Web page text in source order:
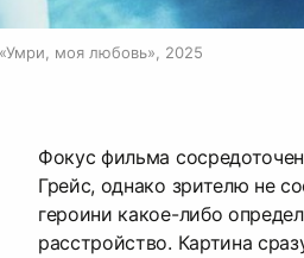
моя любовь», 2025
Фокус фильма
Грейс, однако зрителю не
героини какое-либо
расстройство. Картина